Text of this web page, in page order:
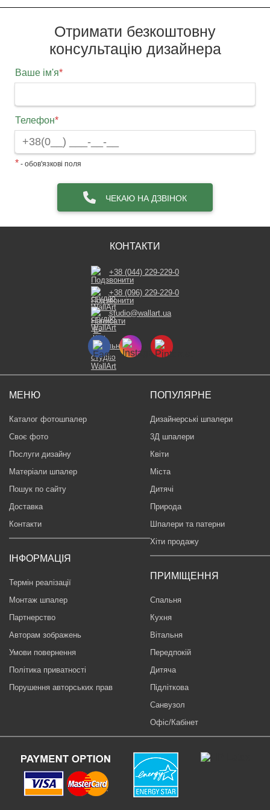
Отримати безкоштовну
консультацію дизайнера
Ваше ім'я*
Телефон*
* - обов'язкові поля
ЧЕКАЮ НА ДЗВІНОК
МЕНЮ
Каталог фотошпалер
Своє фото
Послуги дизайну
Матеріали шпалер
Пошук по сайту
Доставка
Контакти
ІНФОРМАЦІЯ
Термін реалізації
Монтаж шпалер
Партнерство
Авторам зображень
Умови повернення
Політика приватності
Порушення авторських прав
ПОПУЛЯРНЕ
Дизайнерські шпалери
3Д шпалери
Квіти
Міста
Дитячі
Природа
Шпалери та патерни
Хіти продажу
ПРИМІЩЕННЯ
Спальня
Кухня
Вітальня
Передпокій
Дитяча
Підліткова
Санвузол
Офіс/Кабінет
КОНТАКТИ
+38 (044) 229-229-0
+38 (096) 229-229-0
studio@wallart.ua